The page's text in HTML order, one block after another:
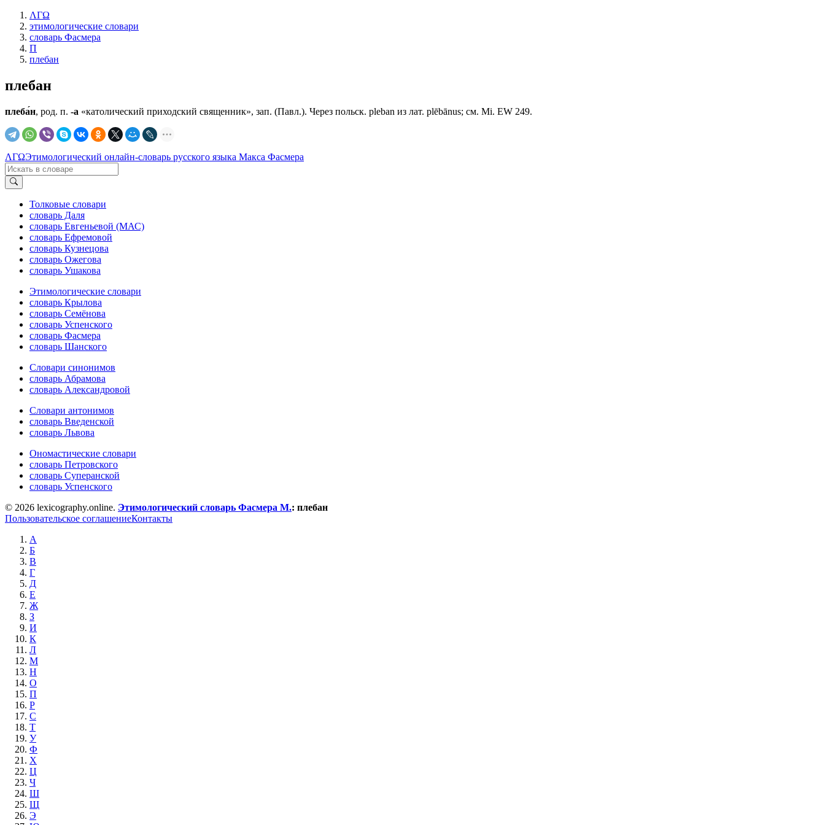
ΛΓΩ
этимологические словари
словарь Фасмера
П
плебан
плебан
плеба́н, род. п. -а «католический приходский священник», зап. (Павл.). Через польск. рlеbаn из лат. plēbānus; см. Мi. ЕW 249.
ΛΓΩЭтимологический онлайн-словарь русского языка Макса Фасмера
Толковые словари
словарь Даля
словарь Евгеньевой (МАС)
словарь Ефремовой
словарь Кузнецова
словарь Ожегова
словарь Ушакова
Этимологические словари
словарь Крылова
словарь Семёнова
словарь Успенского
словарь Фасмера
словарь Шанского
Словари синонимов
словарь Абрамова
словарь Александровой
Словари антонимов
словарь Введенской
словарь Львова
Ономастические словари
словарь Петровского
словарь Суперанской
словарь Успенского
© 2026 lexicography.online. Этимологический словарь Фасмера М.: плебан
Пользовательское соглашениеКонтакты
А
Б
В
Г
Д
Е
Ж
З
И
К
Л
М
Н
О
П
Р
С
Т
У
Ф
Х
Ц
Ч
Ш
Щ
Э